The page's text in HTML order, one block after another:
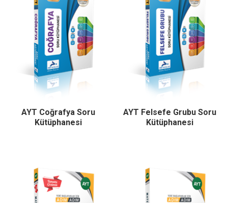
AYT Coğrafya Soru
Kütüphanesi
AYT Felsefe Grubu Soru
Kütüphanesi